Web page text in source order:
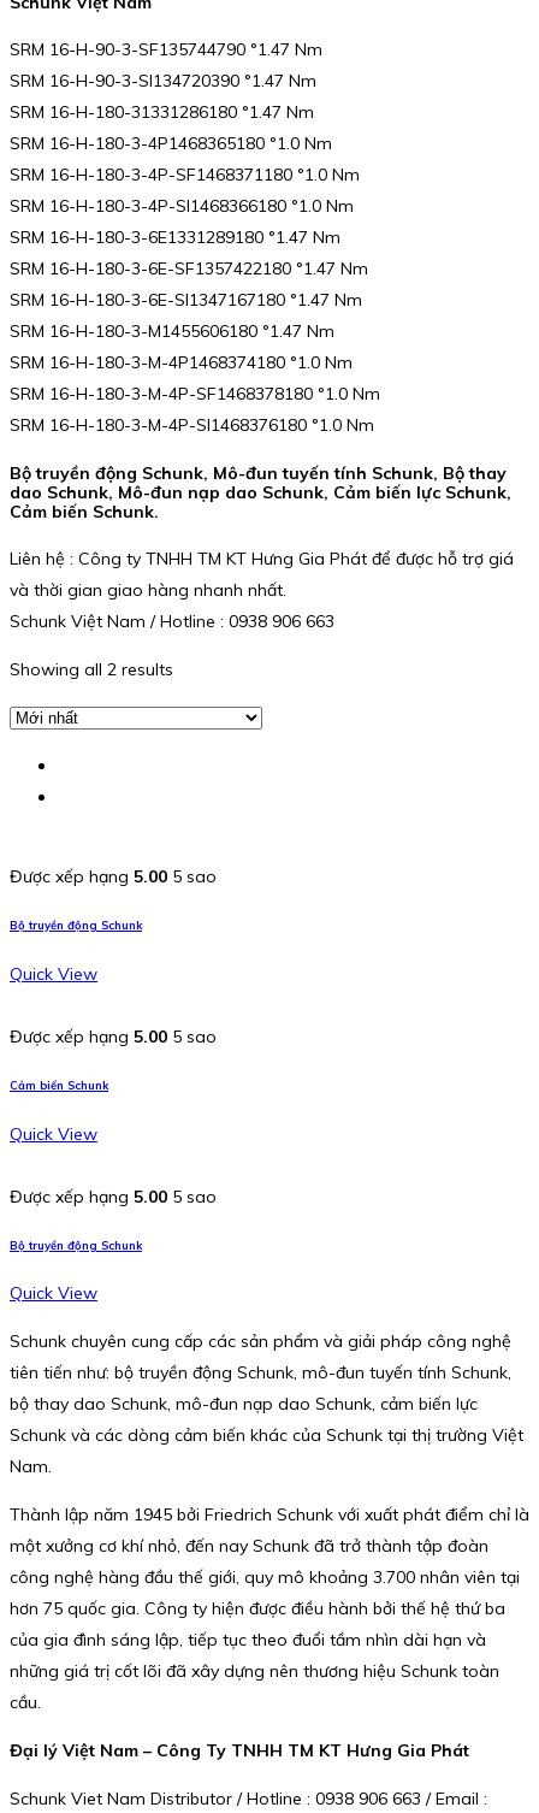
SRM 16-H-90-3-SF135744790 °1.47 Nm
SRM 16-H-90-3-SI134720390 °1.47 Nm
SRM 16-H-180-31331286180 °1.47 Nm
SRM 16-H-180-3-4P1468365180 °1.0 Nm
SRM 16-H-180-3-4P-SF1468371180 °1.0 Nm
SRM 16-H-180-3-4P-SI1468366180 °1.0 Nm
SRM 16-H-180-3-6E1331289180 °1.47 Nm
SRM 16-H-180-3-6E-SF1357422180 °1.47 Nm
SRM 16-H-180-3-6E-SI1347167180 °1.47 Nm
SRM 16-H-180-3-M1455606180 °1.47 Nm
SRM 16-H-180-3-M-4P1468374180 °1.0 Nm
SRM 16-H-180-3-M-4P-SF1468378180 °1.0 Nm
SRM 16-H-180-3-M-4P-SI1468376180 °1.0 Nm
Bộ truyền động Schunk, Mô-đun tuyến tính Schunk, Bộ thay
dao Schunk, Mô-đun nạp dao Schunk, Cảm biến lực Schunk,
Cảm biến Schunk.
Liên hệ : Công ty TNHH TM KT Hưng Gia Phát để được hỗ trợ giá
và thời gian giao hàng nhanh nhất.
Schunk Việt Nam / Hotline : 0938 906 663
Showing all 2 results
Được xếp hạng 5.00 5 sao
Bộ truyền động Schunk
Quick View
Được xếp hạng 5.00 5 sao
Cảm biến Schunk
Quick View
Được xếp hạng 5.00 5 sao
Bộ truyền động Schunk
Quick View
Schunk chuyên cung cấp các sản phẩm và giải pháp công nghệ
tiên tiến như: bộ truyền động Schunk, mô-đun tuyến tính Schunk,
bộ thay dao Schunk, mô-đun nạp dao Schunk, cảm biến lực
Schunk và các dòng cảm biến khác của Schunk tại thị trường Việt
Nam.
Thành lập năm 1945 bởi Friedrich Schunk với xuất phát điểm chỉ là
một xưởng cơ khí nhỏ, đến nay Schunk đã trở thành tập đoàn
công nghệ hàng đầu thế giới, quy mô khoảng 3.700 nhân viên tại
hơn 75 quốc gia. Công ty hiện được điều hành bởi thế hệ thứ ba
của gia đình sáng lập, tiếp tục theo đuổi tầm nhìn dài hạn và
những giá trị cốt lõi đã xây dựng nên thương hiệu Schunk toàn
cầu.
Đại lý Việt Nam – Công Ty TNHH TM KT Hưng Gia Phát
Schunk Viet Nam Distributor / Hotline : 0938 906 663 / Email :